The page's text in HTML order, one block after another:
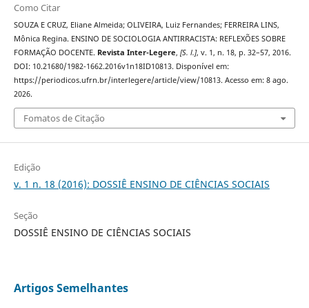
Como Citar
SOUZA E CRUZ, Eliane Almeida; OLIVEIRA, Luiz Fernandes; FERREIRA LINS,
Mônica Regina. ENSINO DE SOCIOLOGIA ANTIRRACISTA: REFLEXÕES SOBRE
FORMAÇÃO DOCENTE. Revista Inter-Legere, [S. l.], v. 1, n. 18, p. 32–57, 2016.
DOI: 10.21680/1982-1662.2016v1n18ID10813. Disponível em:
https://periodicos.ufrn.br/interlegere/article/view/10813. Acesso em: 8 ago.
2026.
Fomatos de Citação
Edição
v. 1 n. 18 (2016): DOSSIÊ ENSINO DE CIÊNCIAS SOCIAIS
Seção
DOSSIÊ ENSINO DE CIÊNCIAS SOCIAIS
Artigos Semelhantes